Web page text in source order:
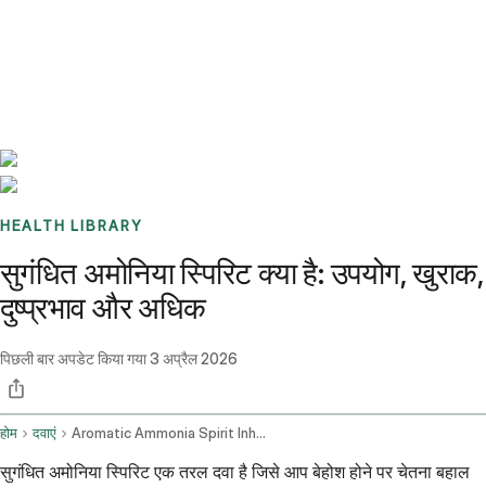
HEALTH LIBRARY
सुगंधित अमोनिया स्पिरिट क्या है: उपयोग, खुराक,
दुष्प्रभाव और अधिक
पिछली बार अपडेट किया गया3 अप्रैल 2026
होम दवाएं Aromatic Ammonia Spirit Inhalation Route
सुगंधित अमोनिया स्पिरिट एक तरल दवा है जिसे आप बेहोश होने पर चेतना बहाल